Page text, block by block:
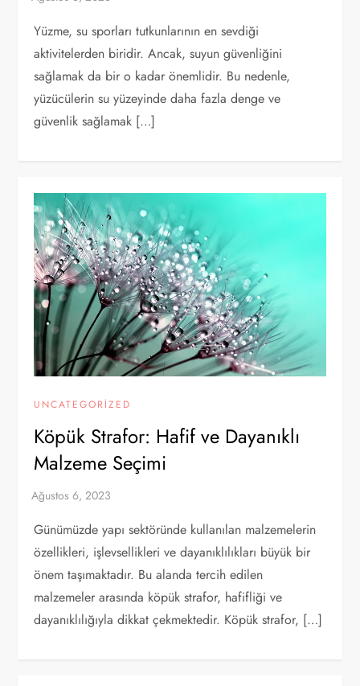
Yüzme, su sporları tutkunlarının en sevdiği
aktivitelerden biridir. Ancak, suyun güvenliğini
sağlamak da bir o kadar önemlidir. Bu nedenle,
yüzücülerin su yüzeyinde daha fazla denge ve
güvenlik sağlamak […]
UNCATEGORIZED
Köpük Strafor: Hafif ve Dayanıklı
Malzeme Seçimi
Günümüzde yapı sektöründe kullanılan malzemelerin
özellikleri, işlevsellikleri ve dayanıklılıkları büyük bir
önem taşımaktadır. Bu alanda tercih edilen
malzemeler arasında köpük strafor, hafifliği ve
dayanıklılığıyla dikkat çekmektedir. Köpük strafor, […]